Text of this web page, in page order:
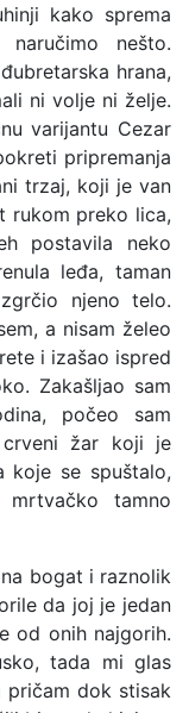
kako sprema
nešto.
hrana,
ni volje ni želje.
varijantu Cezar
pripremanja
trzaj, koji je van
rukom preko lica,
postavila neko
leđa, taman
njeno telo.
a nisam želeo
i izašao ispred
Zakašljao sam
počeo sam
crveni žar koji je
koje se spuštalo,
tamno
bogat i raznolik
da joj je jedan
od onih najgorih.
tada mi glas
pričam dok stisak